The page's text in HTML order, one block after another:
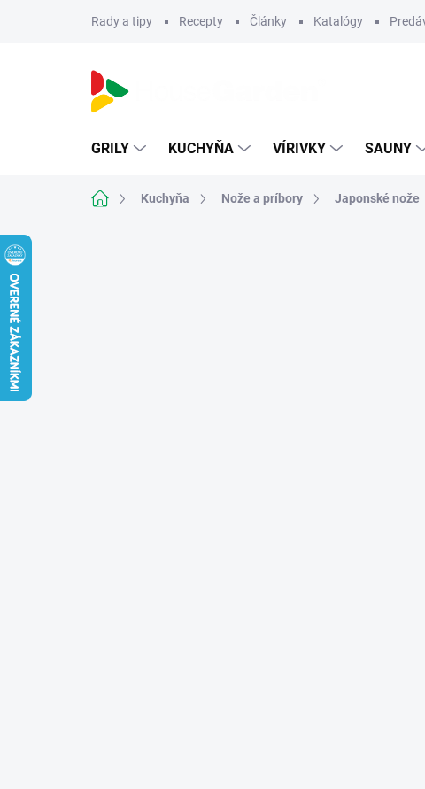
Rady a tipy Recepty Články Katalógy
GRILY KUCHYŇA VÍRIVKY SAUNY
DomovKuchyňa Nože a príbory Japonské nože